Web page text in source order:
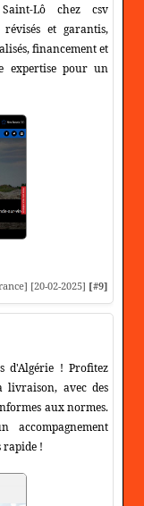
Lô chez csv
et garantis,
financement et
expertise pour un
[20-02-2025] [#9]
d'Algérie ! Profitez
livraison, avec des
aux normes.
rapide !